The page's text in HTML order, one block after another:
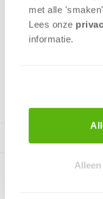
met alle
Lees onze
informatie.
Kinderpuzzel met
bevat 60 stukjes,